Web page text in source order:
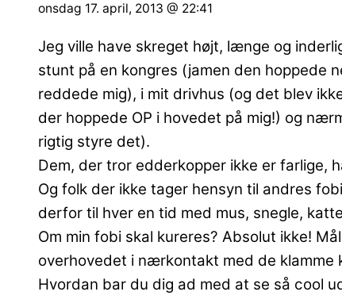
onsdag 17. april, 2013 @ 22:41
Jeg ville have skreget højt, længe og
stunt på en kongres (jamen den hoppede
reddede mig), i mit drivhus (og det blev
der hoppede OP i hovedet på mig!) og
rigtig styre det).
Dem, der tror edderkopper ikke er farlige,
Og folk der ikke tager hensyn til andres
derfor til hver en tid med mus, snegle,
Om min fobi skal kureres? Absolut ikke!
overhovedet i nærkontakt med de klamme
Hvordan bar du dig ad med at se så cool